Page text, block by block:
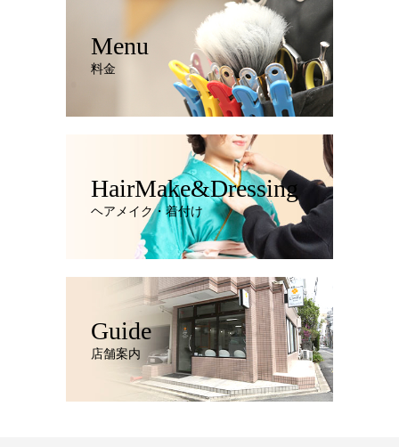
Menu
料金
HairMake&Dressing
ヘアメイク・着付け
Guide
店舗案内